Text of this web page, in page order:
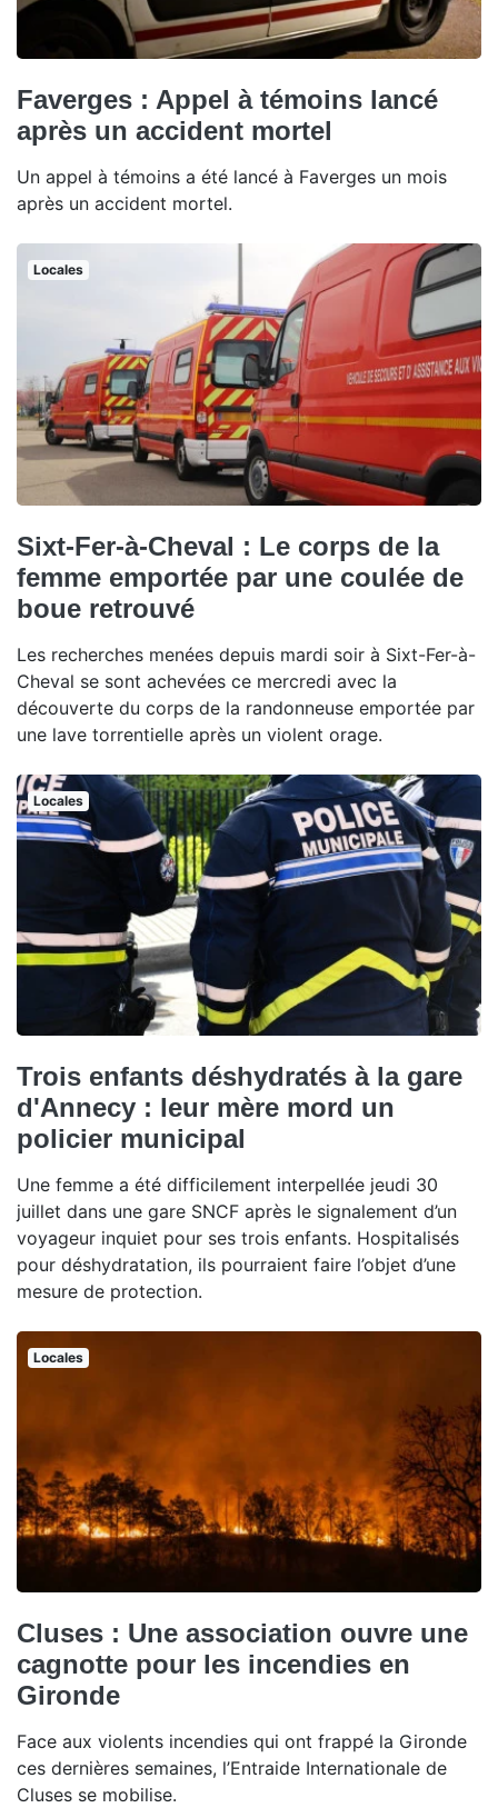
Faverges : Appel à témoins lancé
après un accident mortel
Un appel à témoins a été lancé à Faverges un mois
après un accident mortel.
Locales
Sixt-Fer-à-Cheval : Le corps de la
femme emportée par une coulée de
boue retrouvé
Les recherches menées depuis mardi soir à Sixt-Fer-à-
Cheval se sont achevées ce mercredi avec la
découverte du corps de la randonneuse emportée par
une lave torrentielle après un violent orage.
Locales
Trois enfants déshydratés à la gare
d'Annecy : leur mère mord un
policier municipal
Une femme a été difficilement interpellée jeudi 30
juillet dans une gare SNCF après le signalement d’un
voyageur inquiet pour ses trois enfants. Hospitalisés
pour déshydratation, ils pourraient faire l’objet d’une
mesure de protection.
Locales
Cluses : Une association ouvre une
cagnotte pour les incendies en
Gironde
Face aux violents incendies qui ont frappé la Gironde
ces dernières semaines, l’Entraide Internationale de
Cluses se mobilise.